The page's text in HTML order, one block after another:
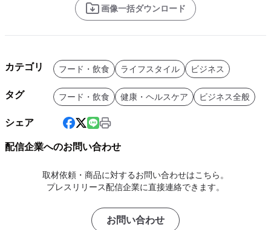
画像一括ダウンロード
カテゴリ フード・飲食 ライフスタイル ビジネス
タグ フード・飲食 健康・ヘルスケア ビジネス全般
シェア
配信企業へのお問い合わせ
取材依頼・商品に対するお問い合わせはこちら。
プレスリリース配信企業に直接連絡できます。
お問い合わせ